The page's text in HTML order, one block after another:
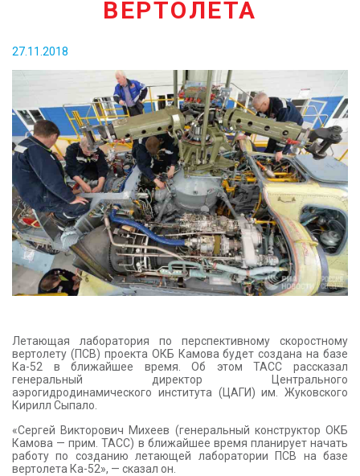
ВЕРТОЛЕТА
27.11.2018
Летающая лаборатория по перспективному скоростному
вертолету (ПСВ) проекта ОКБ Камова будет создана на базе
Ка-52 в ближайшее время. Об этом ТАСС рассказал
генеральный директор Центрального
аэрогидродинамического института (ЦАГИ) им. Жуковского
Кирилл Сыпало.
«Сергей Викторович Михеев (генеральный конструктор ОКБ
Камова — прим. ТАСС) в ближайшее время планирует начать
работу по созданию летающей лаборатории ПСВ на базе
вертолета Ка-52», — сказал он.